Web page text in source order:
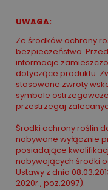
UWAGA:
Ze środków ochrony
bezpieczeństwa.
informacje
dotyczące produktu.
stosowane zwroty
symbole
przestrzegaj
Środki ochrony roślin
nabywane wyłącznie
posiadające
nabywających środki
Ustawy z dnia
2020r., poz.2097).